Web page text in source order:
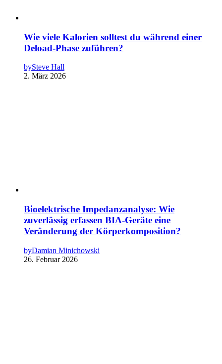
Wie viele Kalorien solltest du während einer
Deload-Phase zuführen?
bySteve Hall
2. März 2026
Bioelektrische Impedanzanalyse: Wie
zuverlässig erfassen BIA-Geräte eine
Veränderung der Körperkomposition?
byDamian Minichowski
26. Februar 2026